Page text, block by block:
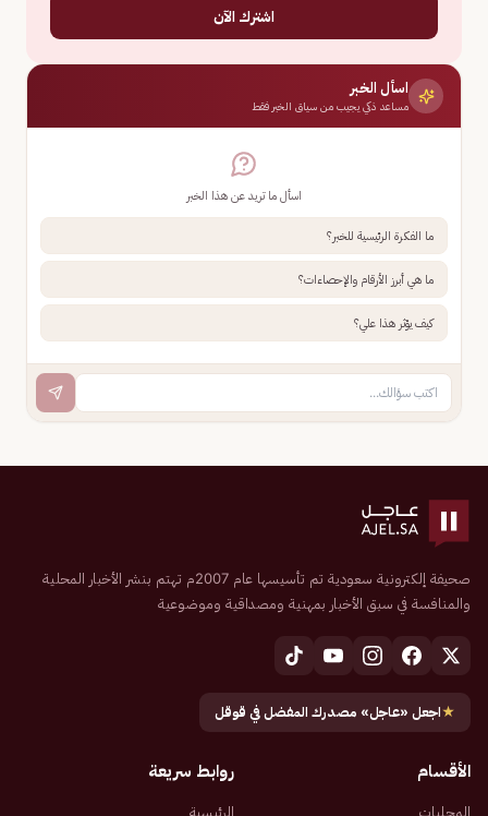
اشترك الآن
اسأل الخبر
مساعد ذكي يجيب من سياق الخبر فقط
اسأل ما تريد عن هذا الخبر
ما الفكرة الرئيسية للخبر؟
ما هي أبرز الأرقام والإحصاءات؟
كيف يؤثر هذا علي؟
صحيفة إلكترونية سعودية تم تأسيسها عام 2007م تهتم بنشر الأخبار المحلية
والمنافسة في سبق الأخبار بمهنية ومصداقية وموضوعية
★اجعل «عاجل» مصدرك المفضل في قوقل
الأقسام
المحليات
روابط سريعة
الرئيسية